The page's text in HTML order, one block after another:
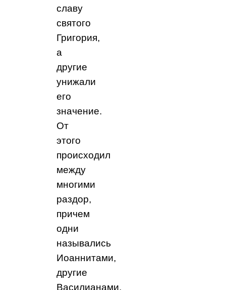
славу
святого
Григория,
а
другие
унижали
его
значение.
От
этого
происходил
между
многими
раздор,
причем
одни
назывались
Иоаннитами,
другие
Василианами,